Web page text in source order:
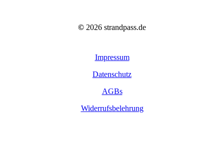
© 2026 strandpass.de
Impressum
Datenschutz
AGBs
Widerrufsbelehrung